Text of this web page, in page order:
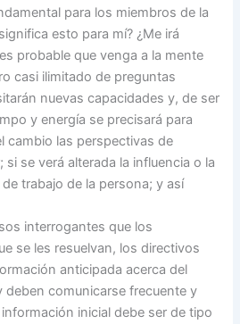
para los miembros de la
esto para mí? ¿Me irá
probable que venga a la mente
casi ilimitado de preguntas
nuevas capacidades y, de ser
y energía se precisará para
cambio las perspectivas de
se verá alterada la influencia o la
trabajo de la persona; y así
interrogantes que los
se les resuelvan, los directivos
anticipada acerca del
deben comunicarse frecuente y
inicial debe ser de tipo